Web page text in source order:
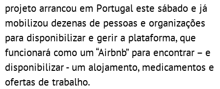
projeto arrancou em Portugal este sábado e já
mobilizou dezenas de pessoas e organizações
para disponibilizar e gerir a plataforma, que
funcionará como um “Airbnb” para encontrar – e
disponibilizar - um alojamento, medicamentos e
ofertas de trabalho.